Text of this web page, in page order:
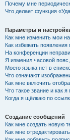
Почему мне
Что делает функция
Параметры и
Как мне изменить мои
Как избежать
На конференции
Я изменил часовой
Моего языка нет в
Что означают
Как мне включить
Что такое звание и как
Когда я щёлкаю по
Создание сообщений
Как мне создать новую
Как мне